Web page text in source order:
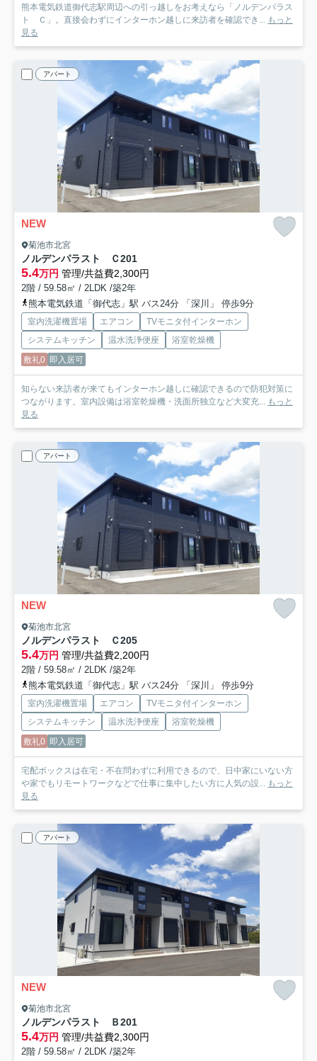
熊本電気鉄道御代志駅周辺への引っ越しをお考えなら「ノルデンパラス
ト Ｃ」。直接会わずにインターホン越しに来訪者を確認でき... もっと
見る
アパート
NEW
菊池市北宮
ノルデンパラスト Ｃ201
5.4万円 管理/共益費2,300円
2階 / 59.58㎡ / 2LDK /築2年
熊本電気鉄道「御代志」駅 バス24分 「深川」 停歩9分
室内洗濯機置場 エアコン
TVモニタ付インターホン
システムキッチン
温水洗浄便座
浴室乾燥機
敷礼0 即入居可
知らない来訪者が来てもインターホン越しに確認できるので防犯対策に
つながります。室内設備は浴室乾燥機・洗面所独立など大変充... もっと
見る
アパート
NEW
菊池市北宮
ノルデンパラスト Ｃ205
5.4万円 管理/共益費2,200円
2階 / 59.58㎡ / 2LDK /築2年
熊本電気鉄道「御代志」駅 バス24分 「深川」 停歩9分
室内洗濯機置場 エアコン
TVモニタ付インターホン
システムキッチン
温水洗浄便座
浴室乾燥機
敷礼0 即入居可
宅配ボックスは在宅・不在問わずに利用できるので、日中家にいない方
や家でもリモートワークなどで仕事に集中したい方に人気の設... もっと
見る
アパート
NEW
菊池市北宮
ノルデンパラスト Ｂ201
5.4万円 管理/共益費2,300円
2階 / 59.58㎡ / 2LDK /築2年